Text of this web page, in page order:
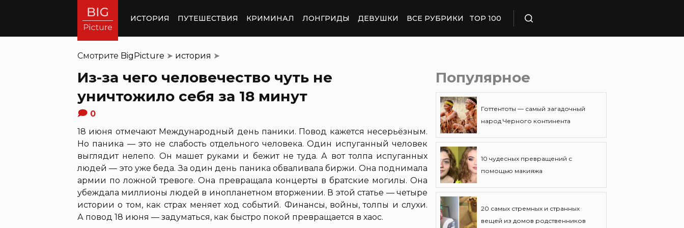
ИСТОРИЯ ПУТЕШЕСТВИЯ КРИМИНАЛ ЛОНГРИДЫ ДЕВУШКИ ВСЕ РУБРИКИ TOP 100
Смотрите BigPicture ➤ история ➤
Из-за чего человечество чуть не
уничтожило себя за 18 минут
0
18 июня отмечают Международный день паники. Повод кажется несерьёзным.
Но паника — это не слабость отдельного человека. Один испуганный человек
выглядит нелепо. Он машет руками и бежит не туда. А вот толпа испуганных
людей — это уже беда. За один день паника обваливала биржи. Она поднимала
армии по ложной тревоге. Она превращала концерты в братские могилы. Она
убеждала миллионы людей в инопланетном вторжении. В этой статье — четыре
истории о том, как страх меняет ход событий. Финансы, войны, толпы и слухи.
А повод 18 июня — задуматься, как быстро покой превращается в хаос.
Популярное
Готтентоты — самый загадочный
народ Черного континента
10 чудесных превращений с
помощью макияжа
20 самых стремных и странных
вещей из домов родственников